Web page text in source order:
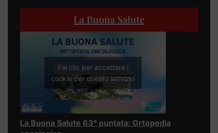
La Buona Salute
Fai clic per accettare i
cookie per questo servizio
La Buona Salute 63° puntata: Ortopedia